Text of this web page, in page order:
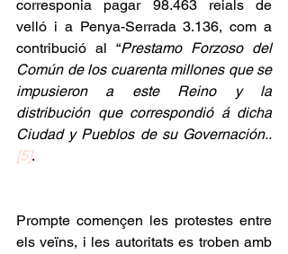
corresponia pagar 98.463 reials de
velló i a Penya-Serrada 3.136, com a
contribució al “Prestamo Forzoso del
Común de los cuarenta millones que se
impusieron a este Reino y la
distribución que correspondió á dicha
Ciudad y Pueblos de su Governación..
[5].
Prompte començen les protestes entre
els veïns, i les autoritats es troben amb